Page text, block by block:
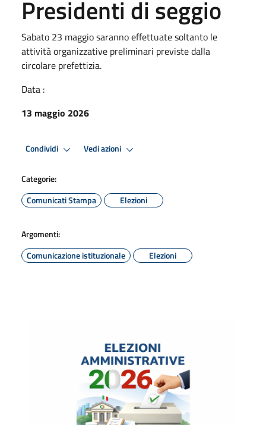
Presidenti di seggio
Sabato 23 maggio saranno effettuate soltanto le
attività organizzative preliminari previste dalla
circolare prefettizia.
Data :
13 maggio 2026
Condividi Vedi azioni
Categorie:
Comunicati Stampa
Elezioni
Argomenti:
Comunicazione istituzionale
Elezioni